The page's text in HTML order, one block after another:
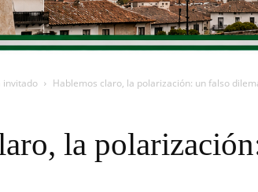
invitado Hablemos claro, la polarización: un falso
la